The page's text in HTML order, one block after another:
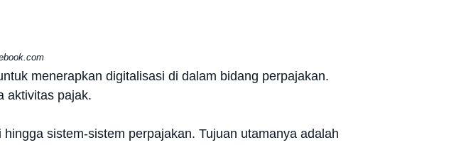
menerapkan digitalisasi di dalam bidang perpajakan.
aktivitas pajak.
sistem-sistem perpajakan. Tujuan utamanya adalah